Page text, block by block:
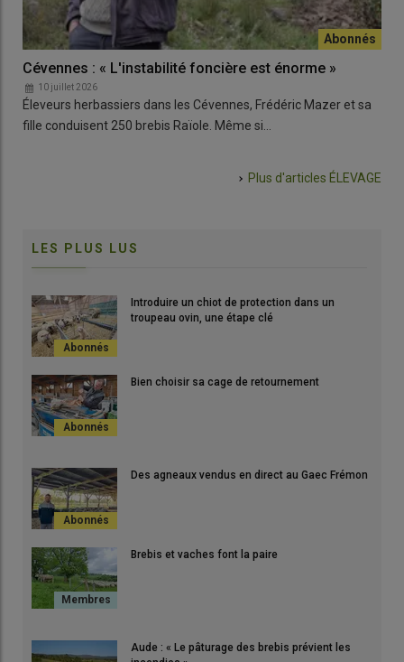
Cévennes : « L'instabilité foncière est énorme »
10 juillet 2026
Éleveurs herbassiers dans les Cévennes, Frédéric Mazer et sa
fille conduisent 250 brebis Raïole. Même si…
Plus d'articles ÉLEVAGE
LES PLUS LUS
Introduire un chiot de protection dans un
troupeau ovin, une étape clé
Bien choisir sa cage de retournement
Des agneaux vendus en direct au Gaec Frémon
Brebis et vaches font la paire
Aude : « Le pâturage des brebis prévient les